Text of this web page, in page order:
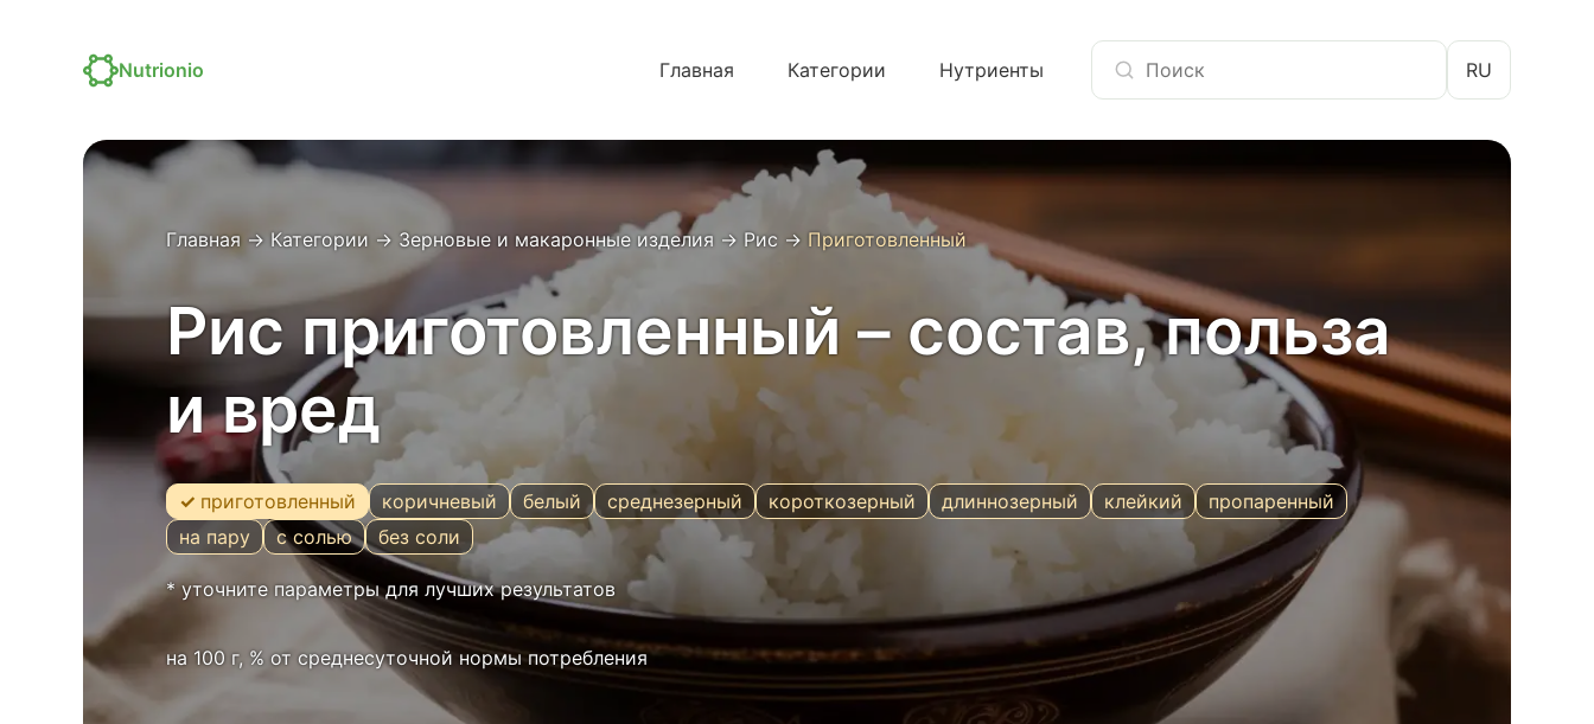
Nutrionio RU
Главная Категории Нутриенты
Главная → Категории → Зерновые и макаронные изделия → Рис → Приготовленный
Рис приготовленный – состав, польза
и вред
приготовленный коричневый белый среднезерный короткозерный длиннозерный клейкий
пропаренный
на пару
с солью без соли
* уточните параметры для лучших результатов
на 100 г, % от среднесуточной нормы потребления